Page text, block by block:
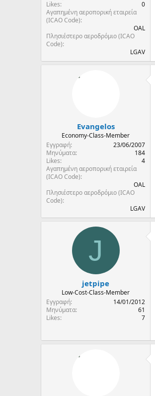
Likes
0
Αγαπημένη αεροπορική εταιρεία
(ICAO Code)
ΟAL
Πλησιέστερο αεροδρόμιο (ICAO
Code)
LGAV
Evangelos
Economy-Class-Member
Εγγραφή
23/06/2007
Μηνύματα
184
Likes
4
Αγαπημένη αεροπορική εταιρεία
(ICAO Code)
OAL
Πλησιέστερο αεροδρόμιο (ICAO
Code)
LGAV
J
jetpipe
Low-Cost-Class-Member
Εγγραφή
14/01/2012
Μηνύματα
61
Likes
7